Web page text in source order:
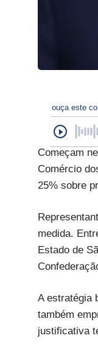
ouça este
Começam
Comércio
25% sobre
medida.
Estado de
A estratégia
também
justificativa